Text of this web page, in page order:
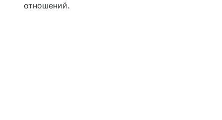
отношений.